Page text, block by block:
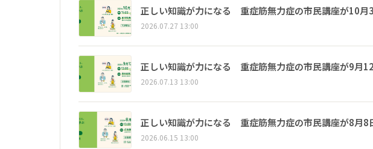
正しい知識が力になる 重症筋無力症の市民講座が10月
2026.07.27 13:00
正しい知識が力になる 重症筋無力症の市民講座が9月
2026.07.13 13:00
正しい知識が力になる 重症筋無力症の市民講座が8月8
2026.06.15 13:00